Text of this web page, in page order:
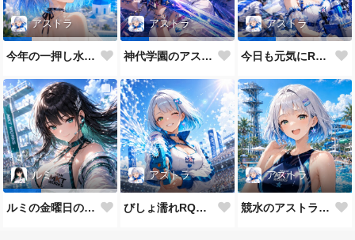
アストラ
今年の一押し水着だよ💕
アストラ
神代学園のアストラです💙
アストラ
今日も元気にRQメイドだよ💕
ルミ
ルミの金曜日のチアガール
アストラ
びしょ濡れRQなアストラ
アストラ
競水のアストラだよ💕